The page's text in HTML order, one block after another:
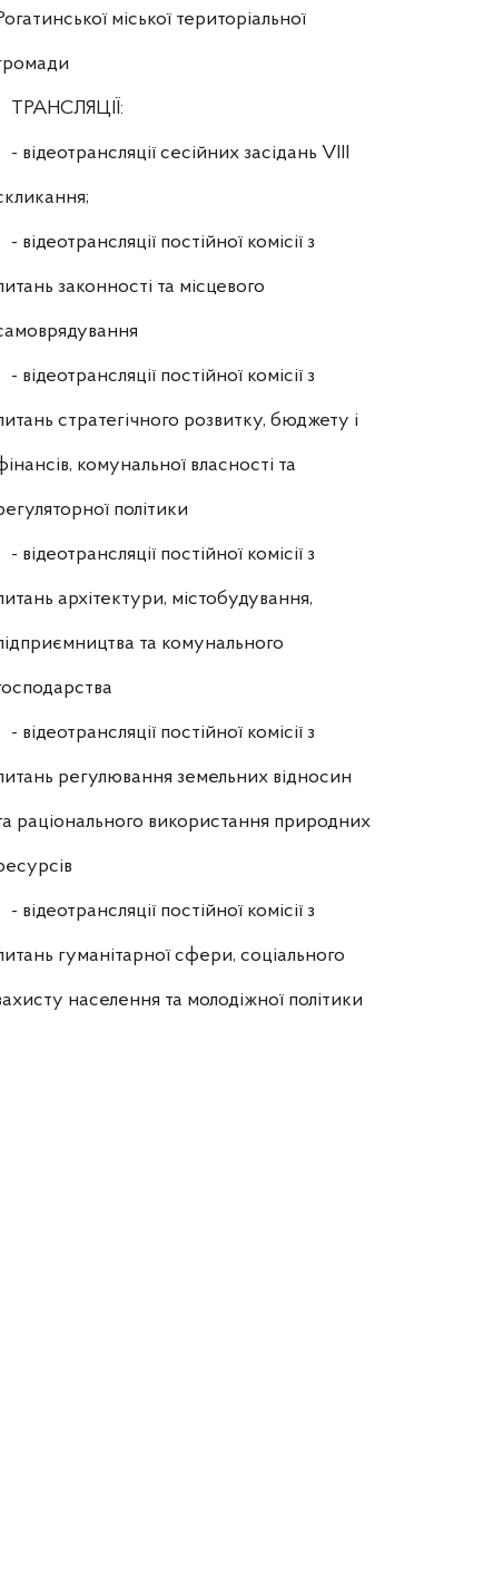
міської територіальної
ТРАНСЛЯЦІЇ:
- відеотрансляції сесійних засідань VIII
- відеотрансляції постійної комісії з
законності та місцевого
- відеотрансляції постійної комісії з
стратегічного розвитку, бюджету і
комунальної власності та
політики
- відеотрансляції постійної комісії з
архітектури, містобудування,
та комунального
- відеотрансляції постійної комісії з
регулювання земельних відносин
раціонального використання природних
- відеотрансляції постійної комісії з
гуманітарної сфери, соціального
населення та молодіжної політики